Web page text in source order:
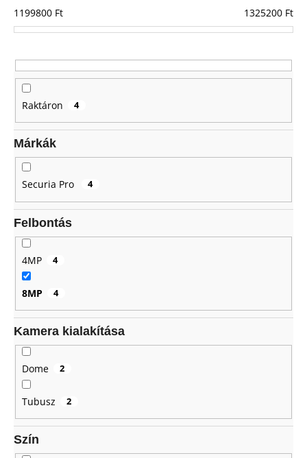
r
e
d
e
s
e
1199800 Ft 1325200 Ft
Raktáron 4
Márkák
Securia Pro 4
Felbontás
4MP 4
8MP 4
Kamera kialakítása
Dome 2
Tubusz 2
Szín
KERESÉS
á
n
l
k